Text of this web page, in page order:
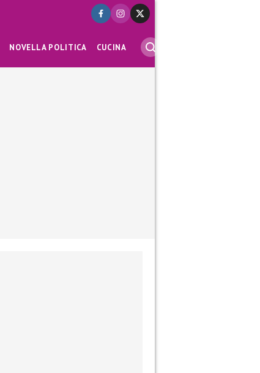
NOVELLA POLITICA CUCINA